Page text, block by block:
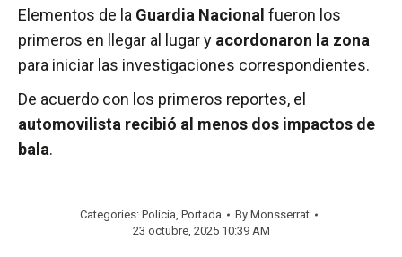
Elementos de la Guardia Nacional fueron los
primeros en llegar al lugar y acordonaron la zona
para iniciar las investigaciones correspondientes.
De acuerdo con los primeros reportes, el
automovilista recibió al menos dos impactos de
bala.
Categories: Policía, Portada By Monsserrat
23 octubre, 2025 10:39 AM